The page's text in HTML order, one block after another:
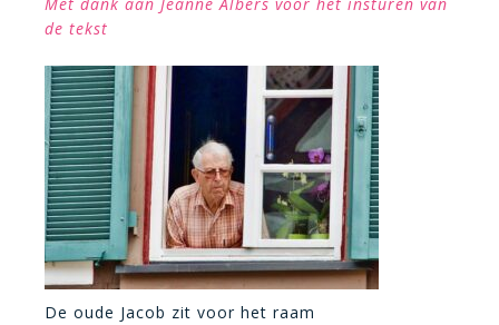
de tekst
De oude Jacob zit voor het raam